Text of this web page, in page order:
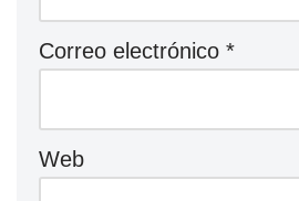
Correo electrónico *
Web